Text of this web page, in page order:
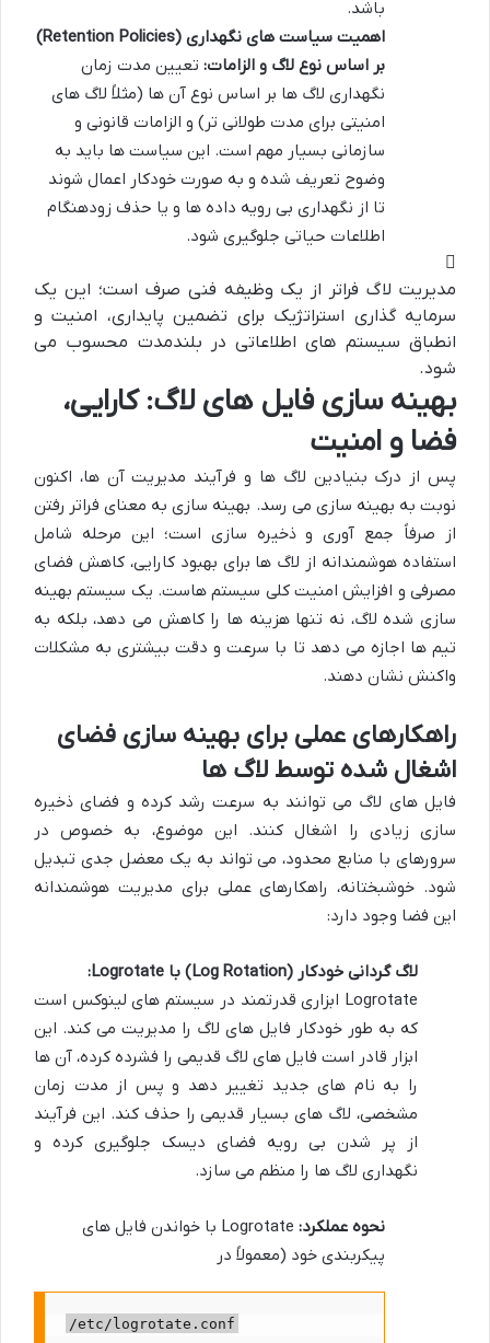
باشد.
اهمیت سیاست های نگهداری (Retention Policies)
بر اساس نوع لاگ و الزامات: تعیین مدت زمان
نگهداری لاگ ها بر اساس نوع آن ها (مثلاً لاگ های
امنیتی برای مدت طولانی تر) و الزامات قانونی و
سازمانی بسیار مهم است. این سیاست ها باید به
وضوح تعریف شده و به صورت خودکار اعمال شوند
تا از نگهداری بی رویه داده ها و یا حذف زودهنگام
اطلاعات حیاتی جلوگیری شود.
مدیریت لاگ فراتر از یک وظیفه فنی صرف است؛ این یک
سرمایه گذاری استراتژیک برای تضمین پایداری، امنیت و
انطباق سیستم های اطلاعاتی در بلندمدت محسوب می
شود.
بهینه سازی فایل های لاگ: کارایی،
فضا و امنیت
پس از درک بنیادین لاگ ها و فرآیند مدیریت آن ها، اکنون
نوبت به بهینه سازی می رسد. بهینه سازی به معنای فراتر رفتن
از صرفاً جمع آوری و ذخیره سازی است؛ این مرحله شامل
استفاده هوشمندانه از لاگ ها برای بهبود کارایی، کاهش فضای
مصرفی و افزایش امنیت کلی سیستم هاست. یک سیستم بهینه
سازی شده لاگ، نه تنها هزینه ها را کاهش می دهد، بلکه به
تیم ها اجازه می دهد تا با سرعت و دقت بیشتری به مشکلات
واکنش نشان دهند.
راهکارهای عملی برای بهینه سازی فضای
اشغال شده توسط لاگ ها
فایل های لاگ می توانند به سرعت رشد کرده و فضای ذخیره
سازی زیادی را اشغال کنند. این موضوع، به خصوص در
سرورهای با منابع محدود، می تواند به یک معضل جدی تبدیل
شود. خوشبختانه، راهکارهای عملی برای مدیریت هوشمندانه
این فضا وجود دارد:
لاگ گردانی خودکار (Log Rotation) با Logrotate:
Logrotate ابزاری قدرتمند در سیستم های لینوکس است
که به طور خودکار فایل های لاگ را مدیریت می کند. این
ابزار قادر است فایل های لاگ قدیمی را فشرده کرده، آن ها
را به نام های جدید تغییر دهد و پس از مدت زمان
مشخصی، لاگ های بسیار قدیمی را حذف کند. این فرآیند
از پر شدن بی رویه فضای دیسک جلوگیری کرده و
نگهداری لاگ ها را منظم می سازد.
نحوه عملکرد:
Logrotate با خواندن فایل های
پیکربندی خود (معمولاً در
/etc/logrotate.conf